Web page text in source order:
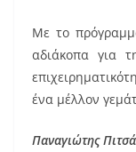
Με το
αδιάκοπα για
ένα μέλλον
Παναγιώτης